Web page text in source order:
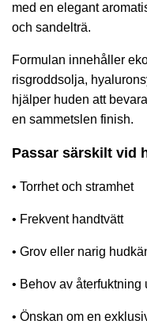
med en elegant
och sandelträ.
Formulan innehåller
risgroddsolja,
hjälper huden att
en sammetslen finish.
Passar särskilt vid
• Torrhet och stramhet
• Frekvent handtvätt
• Grov eller narig
• Behov av återfuktning
• Önskan om en